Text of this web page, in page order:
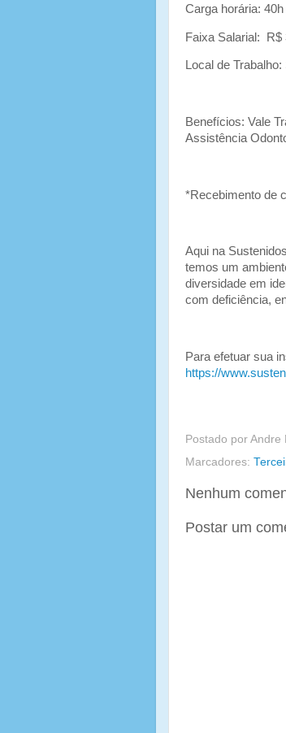
Carga horária:
Faixa Salarial: R$
Local de
Benefícios: Vale
Assistência
*Recebimento de
Aqui na
temos um
diversidade em
com deficiência,
Para efetuar sua
https://
Postado por Andre
Marcadores:
Nenhum
Postar um